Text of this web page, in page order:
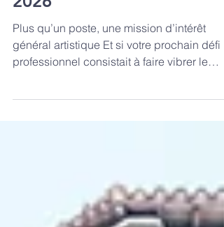
opérationnel de nos
tournées et festivals d’été
2026
général artistique Et si votre prochain défi
contente pas d’organiser des spectacles :
nous créons des écosystèmes durables
pour les artistes de demain. Notre cœur